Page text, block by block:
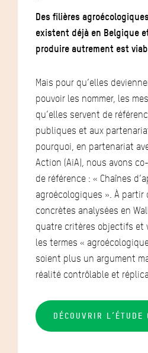
Des filières
existent déjà en Belgique
produire autrement est
Mais pour qu’elles
pouvoir les nommer, les
qu’elles servent de
publiques et aux
pourquoi, en partenariat
Action (AiA), nous avons
de référence : « Chaînes
agroécologiques ». À
concrètes analysées en
quatre critères objectifs et
les termes «
soient plus un argument
réalité contrôlable et
DÉCOUVRIR L’ÉTUDE